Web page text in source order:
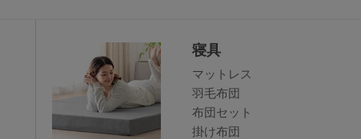
寝具
マットレス
羽毛布団
布団セット
掛け布団